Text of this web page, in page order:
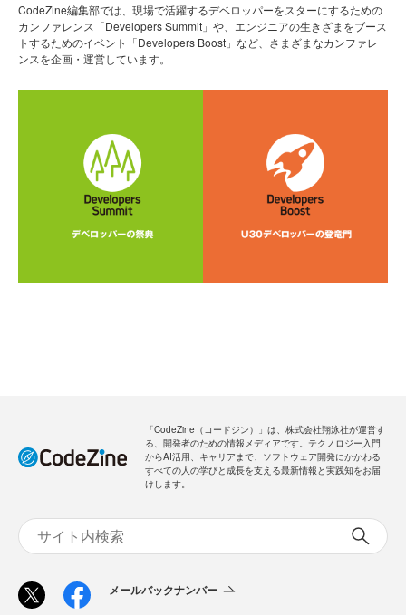
CodeZine編集部では、現場で活躍するデベロッパーをスターにするための
カンファレンス「Developers Summit」や、エンジニアの生きざまをブース
トするためのイベント「Developers Boost」など、さまざまなカンファレ
ンスを企画・運営しています。
「CodeZine（コードジン）」は、株式会社翔泳社が運営す
る、開発者のための情報メディアです。テクノロジー入門
からAI活用、キャリアまで、ソフトウェア開発にかかわる
すべての人の学びと成長を支える最新情報と実践知をお届
けします。
メールバックナンバー